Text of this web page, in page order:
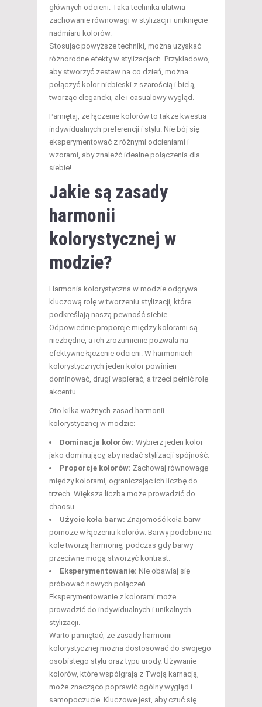
głównych odcieni. Taka technika ułatwia
zachowanie równowagi w stylizacji i uniknięcie
nadmiaru kolorów.
Stosując powyższe techniki, można uzyskać
różnorodne efekty w stylizacjach. Przykładowo,
aby stworzyć zestaw na co dzień, można
połączyć kolor niebieski z szarością i bielą,
tworząc elegancki, ale i casualowy wygląd.
Pamiętaj, że łączenie kolorów to także kwestia
indywidualnych preferencji i stylu. Nie bój się
eksperymentować z różnymi odcieniami i
wzorami, aby znaleźć idealne połączenia dla
siebie!
Jakie są zasady
harmonii
kolorystycznej w
modzie?
Harmonia kolorystyczna w modzie odgrywa
kluczową rolę w tworzeniu stylizacji, które
podkreślają naszą pewność siebie.
Odpowiednie proporcje między kolorami są
niezbędne, a ich zrozumienie pozwala na
efektywne łączenie odcieni. W harmoniach
kolorystycznych jeden kolor powinien
dominować, drugi wspierać, a trzeci pełnić rolę
akcentu.
Oto kilka ważnych zasad harmonii
kolorystycznej w modzie:
Dominacja kolorów: Wybierz jeden kolor
jako dominujący, aby nadać stylizacji spójność.
Proporcje kolorów: Zachowaj równowagę
między kolorami, ograniczając ich liczbę do
trzech. Większa liczba może prowadzić do
chaosu.
Użycie koła barw: Znajomość koła barw
pomoże w łączeniu kolorów. Barwy podobne na
kole tworzą harmonię, podczas gdy barwy
przeciwne mogą stworzyć kontrast.
Eksperymentowanie: Nie obawiaj się
próbować nowych połączeń.
Eksperymentowanie z kolorami może
prowadzić do indywidualnych i unikalnych
stylizacji.
Warto pamiętać, że zasady harmonii
kolorystycznej można dostosować do swojego
osobistego stylu oraz typu urody. Używanie
kolorów, które współgrają z Twoją karnacją,
może znacząco poprawić ogólny wygląd i
samopoczucie. Kluczowe jest, aby czuć się